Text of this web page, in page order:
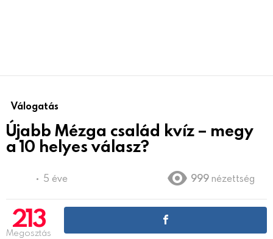
Válogatás
Újabb Mézga család kvíz – megy
a 10 helyes válasz?
5 éve 999 nézettség
213
Megosztás